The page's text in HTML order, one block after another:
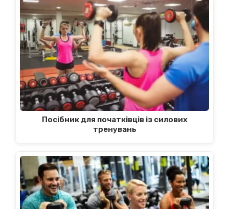
Посібник для початківців із силових
тренувань